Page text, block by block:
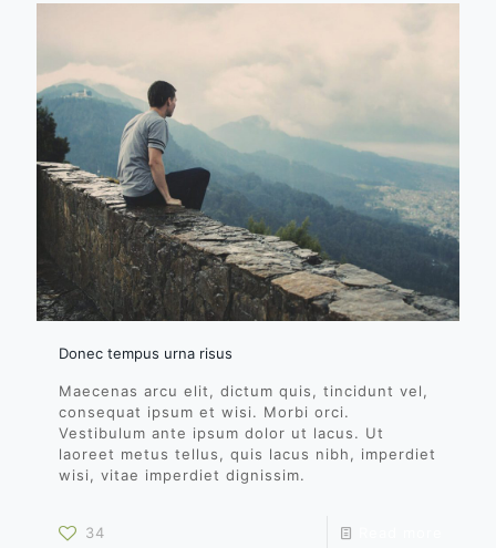
Donec tempus urna risus
Maecenas arcu elit, dictum quis, tincidunt vel,
consequat ipsum et wisi. Morbi orci.
Vestibulum ante ipsum dolor ut lacus. Ut
laoreet metus tellus, quis lacus nibh, imperdiet
wisi, vitae imperdiet dignissim.
34